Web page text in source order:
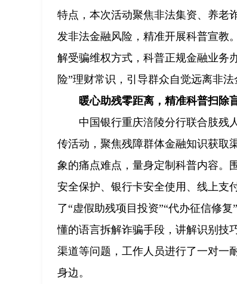
特点，本次活动聚焦非法集资、养老
发非法金融风险，精准开展科普宣教
解受骗维权方式，科普正规金融业务
险”理财常识，引导群众自觉远离非法
暖心助残零距离，精准科普扫除
中国银行重庆涪陵分行联合肢残
传活动，聚焦残障群体金融知识获取
象的痛点难点，量身定制科普内容。
安全保护、银行卡安全使用、线上支
了“虚假助残项目投资”“代办征信修
懂的语言拆解诈骗手段，讲解识别技
渠道等问题，工作人员进行了一对一
身边。